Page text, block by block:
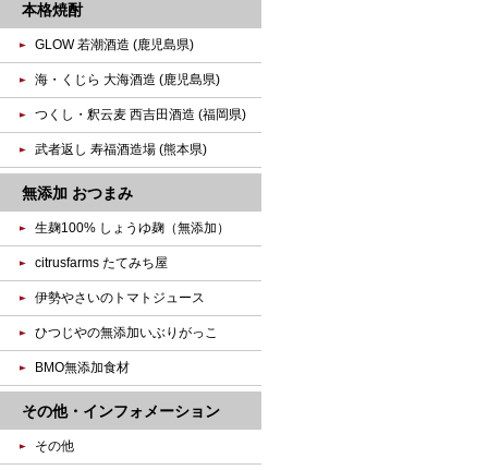
本格焼酎
GLOW 若潮酒造 (鹿児島県)
海・くじら 大海酒造 (鹿児島県)
つくし・釈云麦 西吉田酒造 (福岡県)
武者返し 寿福酒造場 (熊本県)
無添加 おつまみ
生麹100% しょうゆ麹（無添加）
citrusfarms たてみち屋
伊勢やさいのトマトジュース
ひつじやの無添加いぶりがっこ
BMO無添加食材
その他・インフォメーション
その他